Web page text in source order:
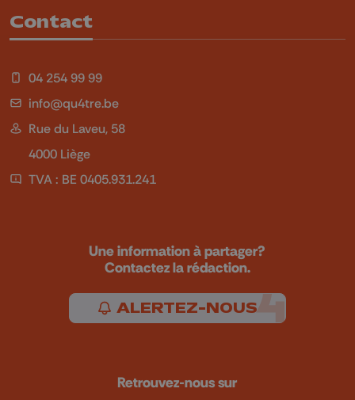
Contact
04 254 99 99
info@qu4tre.be
Rue du Laveu, 58
4000 Liège
TVA : BE 0405.931.241
Une information à partager?
Contactez la rédaction.
ALERTEZ-NOUS
Retrouvez-nous sur